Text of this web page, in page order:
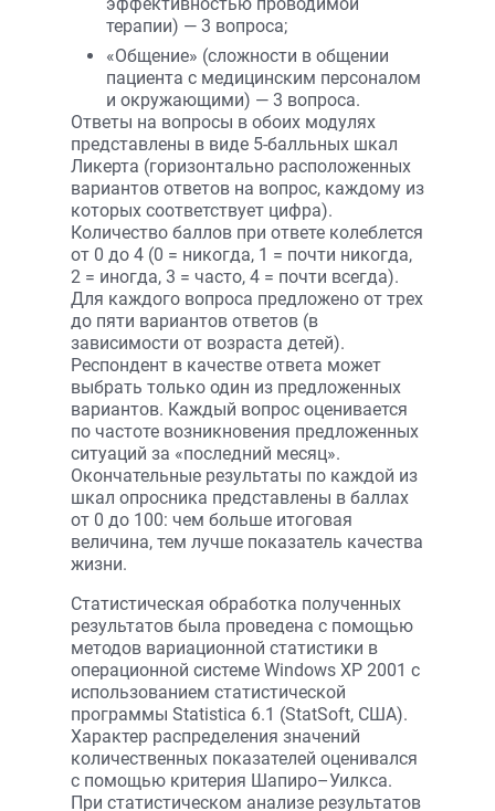
терапии) — 3 вопроса;
«Общение» (сложности в общении
пациента с медицинским персоналом
и окружающими) — 3 вопроса.
Ответы на вопросы в обоих модулях
представлены в виде 5-балльных шкал
Ликерта (горизонтально расположенных
вариантов ответов на вопрос, каждому из
которых соответствует цифра).
Количество баллов при ответе колеблется
от 0 до 4 (0 = никогда, 1 = почти никогда,
2 = иногда, 3 = часто, 4 = почти всегда).
Для каждого вопроса предложено от трех
до пяти вариантов ответов (в
зависимости от возраста детей).
Респондент в качестве ответа может
выбрать только один из предложенных
вариантов. Каждый вопрос оценивается
по частоте возникновения предложенных
ситуаций за «последний месяц».
Окончательные результаты по каждой из
шкал опросника представлены в баллах
от 0 до 100: чем больше итоговая
величина, тем лучше показатель качества
жизни.
Статистическая обработка полученных
результатов была проведена с помощью
методов вариационной статистики в
операционной системе Windows XP 2001 с
использованием статистической
программы Statistica 6.1 (StatSoft, США).
Характер распределения значений
количественных показателей оценивался
с помощью критерия Шапиро–Уилкса.
При статистическом анализе результатов